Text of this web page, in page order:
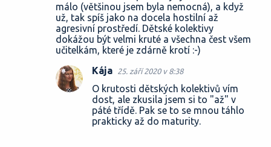
málo (většinou jsem byla nemocná), a když
už, tak spíš jako na docela hostilní až
agresivní prostředí. Dětské kolektivy
dokážou být velmi kruté a všechna čest všem
učitelkám, které je zdárně krotí :-)
Kája 25. září 2020 v 8:38
O krutosti dětských kolektivů vím
dost, ale zkusila jsem si to "až" v
páté třídě. Pak se to se mnou táhlo
prakticky až do maturity.